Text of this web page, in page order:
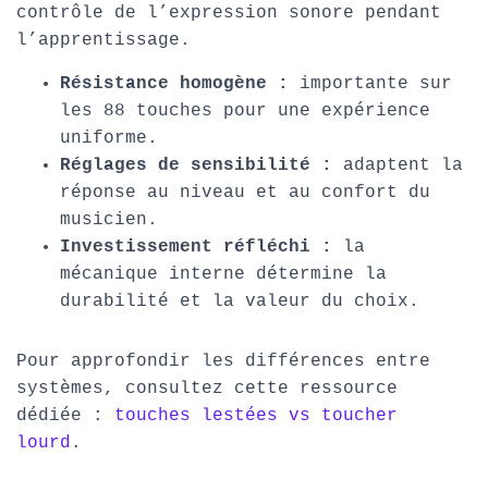
contrôle de l’expression sonore pendant
l’apprentissage.
Résistance homogène :
importante sur
les 88 touches pour une expérience
uniforme.
Réglages de sensibilité :
adaptent la
réponse au niveau et au confort du
musicien.
Investissement réfléchi :
la
mécanique interne détermine la
durabilité et la valeur du choix.
Pour approfondir les différences entre
systèmes, consultez cette ressource
dédiée : touches lestées vs toucher
lourd .